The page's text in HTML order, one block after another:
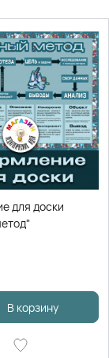
для доски
В корзину